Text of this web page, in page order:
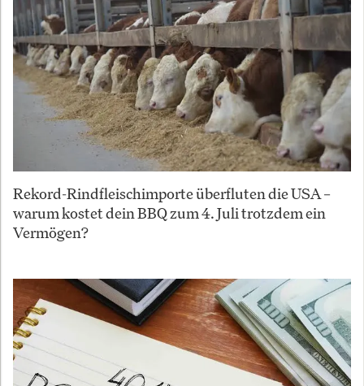
Rekord-Rindfleischimporte überfluten die USA –
warum kostet dein BBQ zum 4. Juli trotzdem ein
Vermögen?